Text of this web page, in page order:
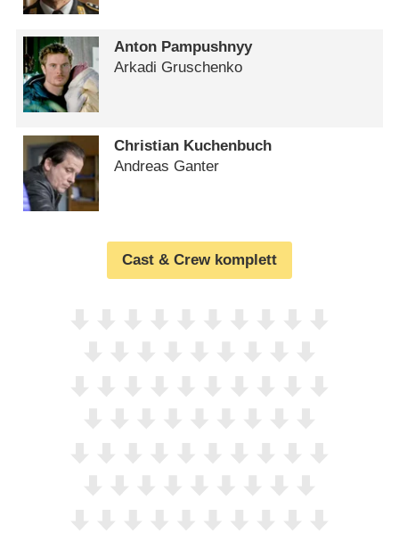
Anton Pampushnyy
Arkadi Gruschenko
Christian Kuchenbuch
Andreas Ganter
Cast & Crew komplett